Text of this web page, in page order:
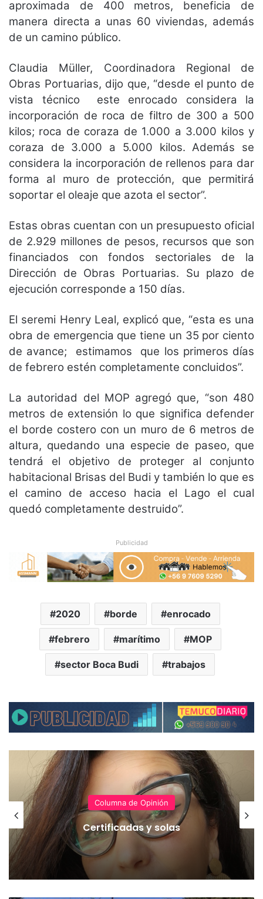
aproximada de 400 metros, beneficia de
manera directa a unas 60 viviendas, además
de un camino público.
Claudia Müller, Coordinadora Regional de
Obras Portuarias, dijo que, “desde el punto de
vista técnico este enrocado considera la
incorporación de roca de filtro de 300 a 500
kilos; roca de coraza de 1.000 a 3.000 kilos y
coraza de 3.000 a 5.000 kilos. Además se
considera la incorporación de rellenos para dar
forma al muro de protección, que permitirá
soportar el oleaje que azota el sector”.
Estas obras cuentan con un presupuesto oficial
de 2.929 millones de pesos, recursos que son
financiados con fondos sectoriales de la
Dirección de Obras Portuarias. Su plazo de
ejecución corresponde a 150 días.
El seremi Henry Leal, explicó que, “esta es una
obra de emergencia que tiene un 35 por ciento
de avance; estimamos que los primeros días
de febrero estén completamente concluidos”.
La autoridad del MOP agregó que, “son 480
metros de extensión lo que significa defender
el borde costero con un muro de 6 metros de
altura, quedando una especie de paseo, que
tendrá el objetivo de proteger al conjunto
habitacional Brisas del Budi y también lo que es
el camino de acceso hacia el Lago el cual
quedó completamente destruido”.
Publicidad
2020 borde enrocado
febrero marítimo MOP
sector Boca Budi trabajos
Columna de Opinión
Certificadas y solas